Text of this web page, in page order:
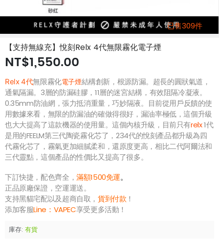
已售309件
【支持無線充】悅刻Relx 4代無限霧化電子煙
NT$1,550.00
Relx 4代無限霧化電子煙結構創新，根源防漏。超長的圓狀氣道，
通氣隔漏。3層的防漏硅膠，11層的迷宮結構，有效阻隔冷凝液。
0.35mm防油網，張力抵消重量，巧妙隔液。目前從用戶反饋的使
用數據來看，無限的防漏油的確做得很好，漏油率極低，這個升級
也大大提高了這款機器的使用量。這個內核升級，目前只有relx1代
是用的FEELM第三代陶瓷霧化芯了，234代的悅刻產品都升級為四
代霧化芯了，霧氣更加細膩柔和，還原度更高，相比二代阿爾法和
三代靈點，這個產品的性價比又提高了很多。
下訂快捷，配色齊全，滿額1500免運。
正品原廠保證，空運運送。
支持黑貓宅配以及超商自取，貨到付款 ！
添加客服Line： VAPEC享受更多活動！
庫存: 有貨